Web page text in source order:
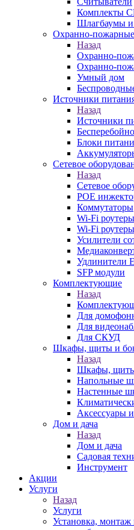
Комплекты
Шлагбаумы и
Охранно-
Назад
Охранно-
Охранно-
Умный дом
Источники
Назад
Источники
Блоки
Сетевое
Назад
Сетевое
POE
Коммутаторы
Wi-Fi
Wi-Fi
Усилители
Удлинители
SFP модули
Комплектующие
Назад
Для
Для
Для СКУД
Шкафы, щиты и
Назад
Шкафы,
Напольные
Настенные
Аксессуары
Дом и дача
Назад
Дом и дача
Садовая
Инструмент
Акции
Услуги
Назад
Услуги
Установка,